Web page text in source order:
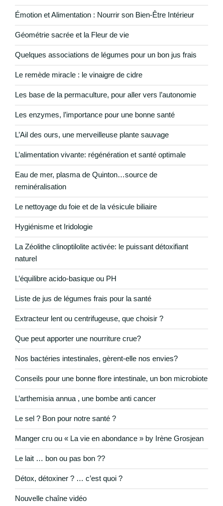
Émotion et Alimentation : Nourrir son Bien-Être Intérieur
Géométrie sacrée et la Fleur de vie
Quelques associations de légumes pour un bon jus frais
Le remède miracle : le vinaigre de cidre
Les base de la permaculture, pour aller vers l’autonomie
Les enzymes, l’importance pour une bonne santé
L’Ail des ours, une merveilleuse plante sauvage
L’alimentation vivante: régénération et santé optimale
Eau de mer, plasma de Quinton…source de
reminéralisation
Le nettoyage du foie et de la vésicule biliaire
Hygiénisme et Iridologie
La Zéolithe clinoptilolite activée: le puissant détoxifiant
naturel
L’équilibre acido-basique ou PH
Liste de jus de légumes frais pour la santé
Extracteur lent ou centrifugeuse, que choisir ?
Que peut apporter une nourriture crue?
Nos bactéries intestinales, gèrent-elle nos envies?
Conseils pour une bonne flore intestinale, un bon microbiote
L’arthemisia annua , une bombe anti cancer
Le sel ? Bon pour notre santé ?
Manger cru ou « La vie en abondance » by Irène Grosjean
Le lait … bon ou pas bon ??
Détox, détoxiner ? … c’est quoi ?
Nouvelle chaîne vidéo